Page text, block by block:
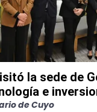
la sede de
e
de Cuyo